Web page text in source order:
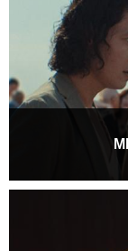
Výroční 20.
soutěži 28